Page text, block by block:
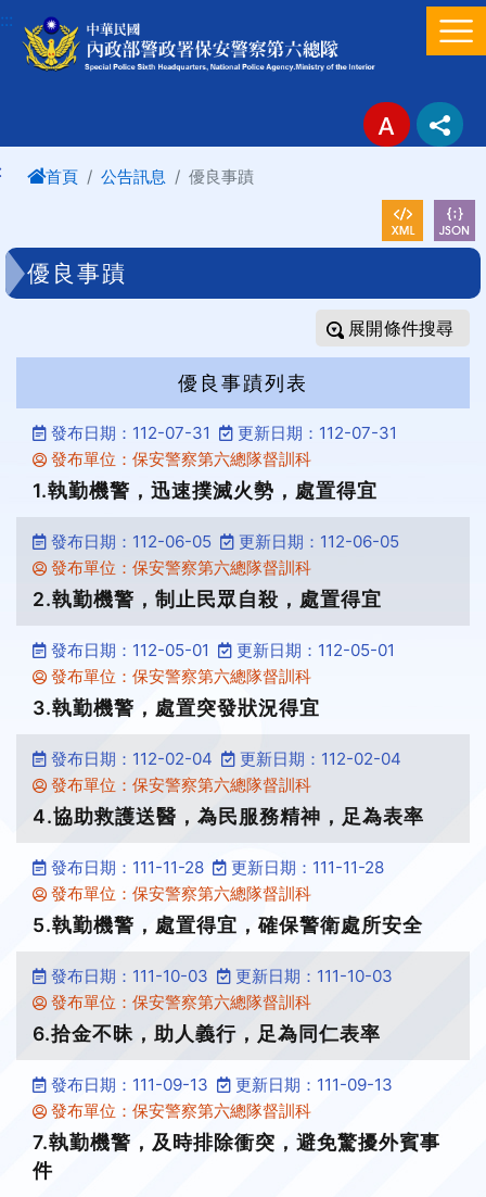
進入內容區塊
:::
首頁 公告訊息 優良事蹟
優良事蹟
條件搜尋
優良事蹟列表
發布日期：112-07-31
更新日期：112-07-31
發布單位：保安警察第六總隊督訓科
1.執勤機警，迅速撲滅火勢，處置得宜
發布日期：112-06-05
更新日期：112-06-05
發布單位：保安警察第六總隊督訓科
2.執勤機警，制止民眾自殺，處置得宜
發布日期：112-05-01
更新日期：112-05-01
發布單位：保安警察第六總隊督訓科
3.執勤機警，處置突發狀況得宜
發布日期：112-02-04
更新日期：112-02-04
發布單位：保安警察第六總隊督訓科
4.協助救護送醫，為民服務精神，足為表率
發布日期：111-11-28
更新日期：111-11-28
發布單位：保安警察第六總隊督訓科
5.執勤機警，處置得宜，確保警衛處所安全
發布日期：111-10-03
更新日期：111-10-03
發布單位：保安警察第六總隊督訓科
6.拾金不昧，助人義行，足為同仁表率
發布日期：111-09-13
更新日期：111-09-13
發布單位：保安警察第六總隊督訓科
7.執勤機警，及時排除衝突，避免驚擾外賓事
件